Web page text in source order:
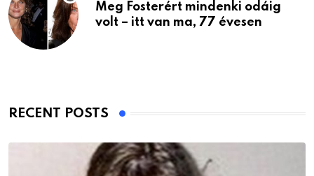
Meg Fosterért mindenki odáig
volt – itt van ma, 77 évesen
RECENT POSTS